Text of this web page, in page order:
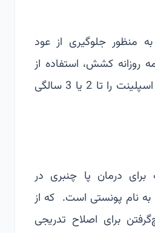
به منظور جلوگیری از عود
روزانه کشش، استفاده از
چسب مخصوص و اسپلینت را تا 2 یا 3 سالگی
برای درمان پا چنبری در
نام پونستی است. که از
برای اصلاح تدریجی